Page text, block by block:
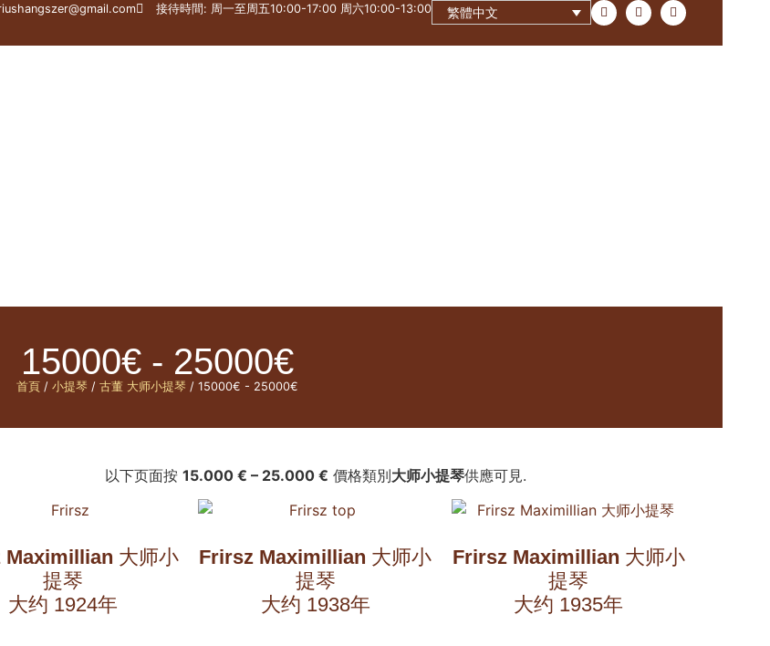
接待時間: 周一至周五10:00-17:00 周六10:00-13:00 繁體中文
15000€ - 25000€
首頁/ 小提琴 / 古董 大师小提琴 / 15000€ - 25000€
以下页面按 15.000 € – 25.000 € 價格類別大师小提琴供應可見.
Maximillian 大师小
提琴
大约 1924年
Frirsz Maximillian 大师小
提琴
大约 1938年
Frirsz Maximillian 大师小
提琴
大约 1935年